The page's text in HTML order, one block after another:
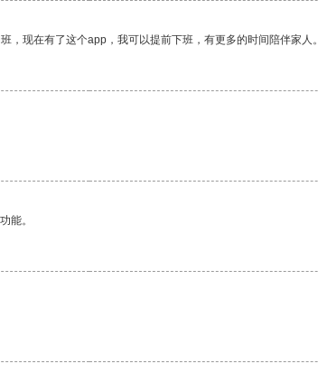
现在有了这个app，我可以提前下班，有更多的时间陪伴家人。
能。